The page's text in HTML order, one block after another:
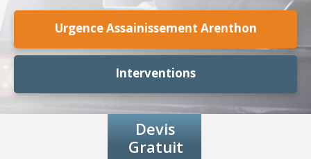
Urgence Assainissement Arenthon
Interventions
Devis
Gratuit